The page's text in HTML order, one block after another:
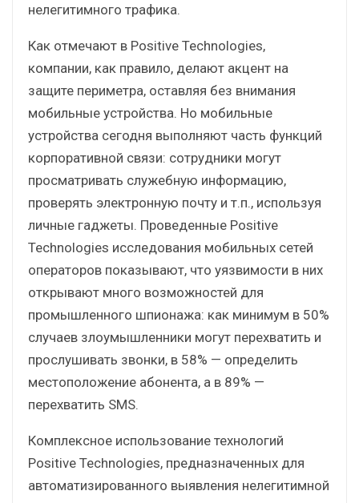
нелегитимного трафика.
Как отмечают в Positive Technologies,
компании, как правило, делают акцент на
защите периметра, оставляя без внимания
мобильные устройства. Но мобильные
устройства сегодня выполняют часть функций
корпоративной связи: сотрудники могут
просматривать служебную информацию,
проверять электронную почту и т.п., используя
личные гаджеты. Проведенные Positive
Technologies исследования мобильных сетей
операторов показывают, что уязвимости в них
открывают много возможностей для
промышленного шпионажа: как минимум в 50%
случаев злоумышленники могут перехватить и
прослушивать звонки, в 58% — определить
местоположение абонента, а в 89% —
перехватить SMS.
Комплексное использование технологий
Positive Technologies, предназначенных для
автоматизированного выявления нелегитимной